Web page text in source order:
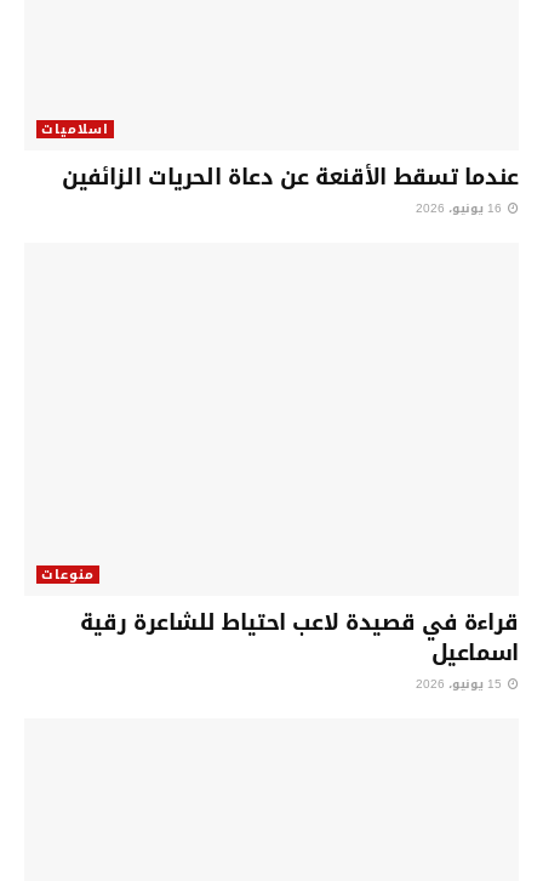
اسلاميات
عندما تسقط الأقنعة عن دعاة الحريات الزائفين
منوعات
قراءة في قصيدة لاعب احتياط للشاعرة رقية
اسماعيل